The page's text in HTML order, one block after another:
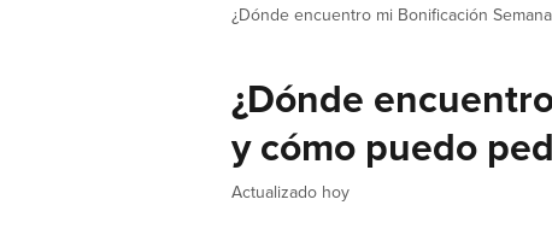
¿Dónde encuentro mi Bonificación
¿Dónde
y cómo puedo
Actualizado hoy